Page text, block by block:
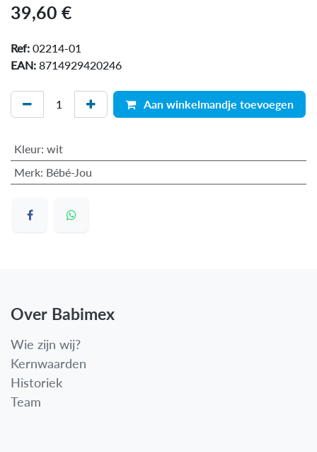
39,60 €
Ref: 02214-01
EAN: 8714929420246
Aan winkelmandje toevoegen
Kleur: wit
Merk: Bébé-Jou
Over Babimex
Wie zijn wij?
Kernwaarden
Historiek
Team